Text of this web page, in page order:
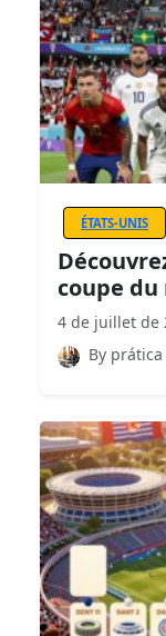
ÉTATS-UNIS
coupe du
4 de juillet de
By prática